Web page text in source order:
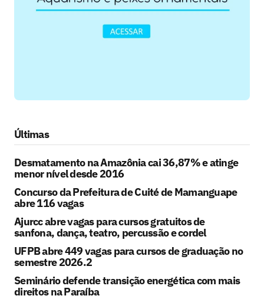
Últimas
Desmatamento na Amazônia cai 36,87% e atinge
menor nível desde 2016
Concurso da Prefeitura de Cuité de Mamanguape
abre 116 vagas
Ajurcc abre vagas para cursos gratuitos de
sanfona, dança, teatro, percussão e cordel
UFPB abre 449 vagas para cursos de graduação no
semestre 2026.2
Seminário defende transição energética com mais
direitos na Paraíba